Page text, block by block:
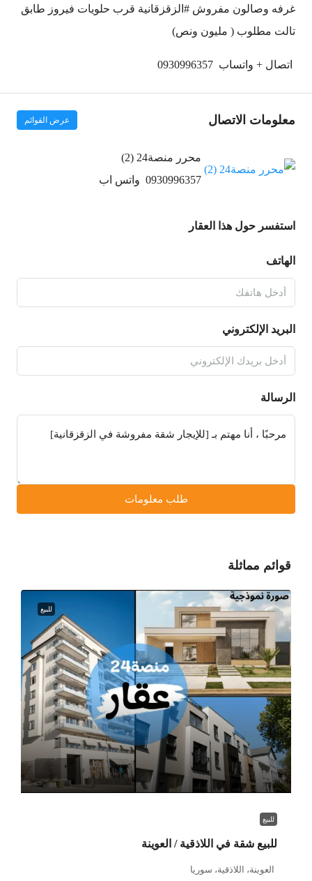
غرفه وصالون مفروش #الزقزقانية قرب حلويات فيروز طابق
تالت مطلوب ( مليون ونص)
اتصال + واتساب 0930996357
معلومات الاتصال عرض القوائم
محرر منصة24 (2)
0930996357 واتس اب
استفسر حول هذا العقار
الهاتف
البريد الإلكتروني
الرسالة
طلب معلومات
قوائم مماثلة
للبيع
للبيع
للبيع شقة في اللاذقية / العوينة
العوينة، اللاذقية، سوريا